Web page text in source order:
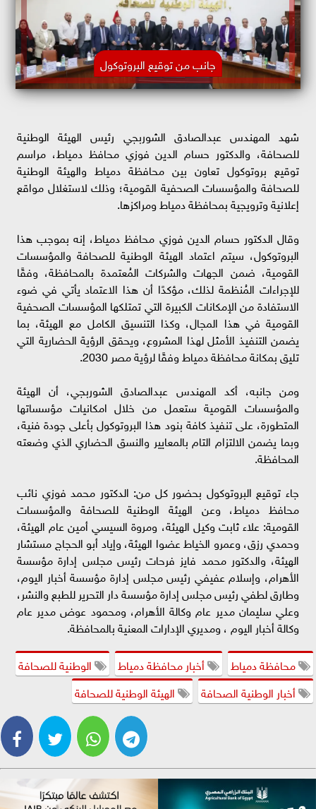
جانب من توقيع البروتوكول
شهد المهندس عبدالصادق الشوربجي رئيس الهيئة الوطنية
للصحافة، والدكتور حسام الدين فوزي محافظ دمياط، مراسم
توقيع بروتوكول تعاون بين محافظة دمياط والهيئة الوطنية
للصحافة والمؤسسات الصحفية القومية؛ وذلك لاستغلال مواقع
إعلانية وترويجية بمحافظة دمياط ومراكزها.
وقال الدكتور حسام الدين فوزي محافظ دمياط، إنه بموجب هذا
البروتوكول، سيتم اعتماد الهيئة الوطنية للصحافة والمؤسسات
القومية، ضمن الجهات والشركات المُعتمدة بالمحافظة، وفقًا
للإجراءات المُنظمة لذلك، مؤكدًا أن هذا الاعتماد يأتي في ضوء
الاستفادة من الإمكانات الكبيرة التي تمتلكها المؤسسات الصحفية
القومية في هذا المجال، وكذا التنسيق الكامل مع الهيئة، بما
يضمن التنفيذ الأمثل لهذا المشروع، ويحقق الرؤية الحضارية التي
تليق بمكانة محافظة دمياط وفقًا لرؤية مصر 2030.
ومن جانبه، أكد المهندس عبدالصادق الشوربجي، أن الهيئة
والمؤسسات القومية ستعمل من خلال امكانيات مؤسساتها
المتطورة، على تنفيذ كافة بنود هذا البروتوكول بأعلى جودة فنية،
وبما يضمن الالتزام التام بالمعايير والنسق الحضاري الذي وضعته
المحافظة.
جاء توقيع البروتوكول بحضور كل من: الدكتور محمد فوزي نائب
محافظ دمياط، وعن الهيئة الوطنية للصحافة والمؤسسات
القومية: علاء ثابت وكيل الهيئة، ومروة السيسي أمين عام الهيئة،
وحمدي رزق، وعمرو الخياط عضوا الهيئة، وإياد أبو الحجاج مستشار
الهيئة، والدكتور محمد فايز فرحات رئيس مجلس إدارة مؤسسة
الأهرام، وإسلام عفيفي رئيس مجلس إدارة مؤسسة أخبار اليوم،
وطارق لطفي رئيس مجلس إدارة مؤسسة دار التحرير للطبع والنشر،
وعلي سليمان مدير عام وكالة الأهرام، ومحمود عوض مدير عام
وكالة أخبار اليوم ، ومديري الإدارات المعنية بالمحافظة.
محافظة دمياط
أخبار محافظة دمياط
الوطنية للصحافة
أخبار الوطنية الصحافة
الهيئة الوطنية للصحافة